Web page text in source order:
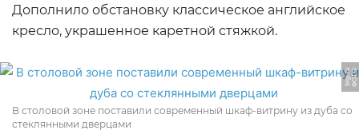
Дополнило обстановку классическое английское
кресло, украшенное каретной стяжкой.
Ф
О
Т
О:
bl
gi.
r
u
В столовой зоне поставили современный шкаф-витрину из дуба со
стеклянными дверцами